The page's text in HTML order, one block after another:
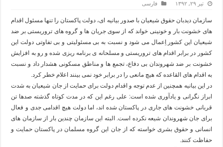
تیر ۲۹, ۱۳۹۲ فارسی
سازمان دیدبان حقوق شیعیان با صدور بیانیه ای، دولت پاکستان را تنها مسئول اقدام
های خشونت بار و خونینی خواند که از سوی جریان ها و گروه های تروریستی بر ضد
شیعیان این کشور اِعمال می شود و نسبت به بی مسئولیتی و بی تفاوتی دولت این
کشور در برابر اقدام های تروریستی و مسلحانه ی برنامه ریزی شده و رو به افزایش
خشونت بر ضد شهروندان بی دفاع، تجمع ها و مناطق مسکونی هشدار داد و نسبت
به اقدام های القاعده که هیچ مانعی را در برابر خود نمی بینند اعلام خطر کرد.
در این بیانیه همچنین از عدم توجه و اقدام دولت برای حمایت از جان شیعیان به شدت
ابراز نگرانی و یادآوری شده است: علی رغم این که در مدت کوتاه گذشته صدها تن
قربانی خشونت های جاری در پاکستان شده اند، اما دولت هیچ اقدامی جدی و فعال
برای جان شهروندان شیعه نکرده است. البته این سازمان چندین بار از سازمان های
انسانی و حقوق بشری خواسته که از جان این گروه مسلمان در پاکستان حمایت و
حفاظت کنند.